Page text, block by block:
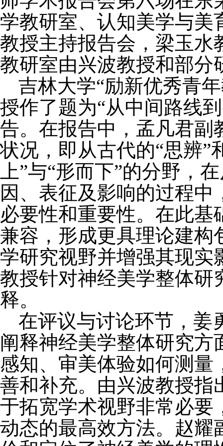
学教研室、认知美学与美
教授主持报告会，梁玉水
教研室由兴波教授和部分
吉林大学“励新优秀青
授作了题为“从中间路线
告。在报告中，孟凡君副
状况，即从古代的“思辨”
上”与“形而下”的分野，
因、表征及影响的过程中
必要性和重要性。在此基
兼容，形成更具理论建构
学研究视野并增强其现实
教授针对神经美学整体研
释。
在评议与讨论环节，姜
阐释神经美学整体研究
感知、审美体验如何测量
善和补充。由兴波教授指
于拓宽学术视野非常必要
动态的最高效方法。赵耀